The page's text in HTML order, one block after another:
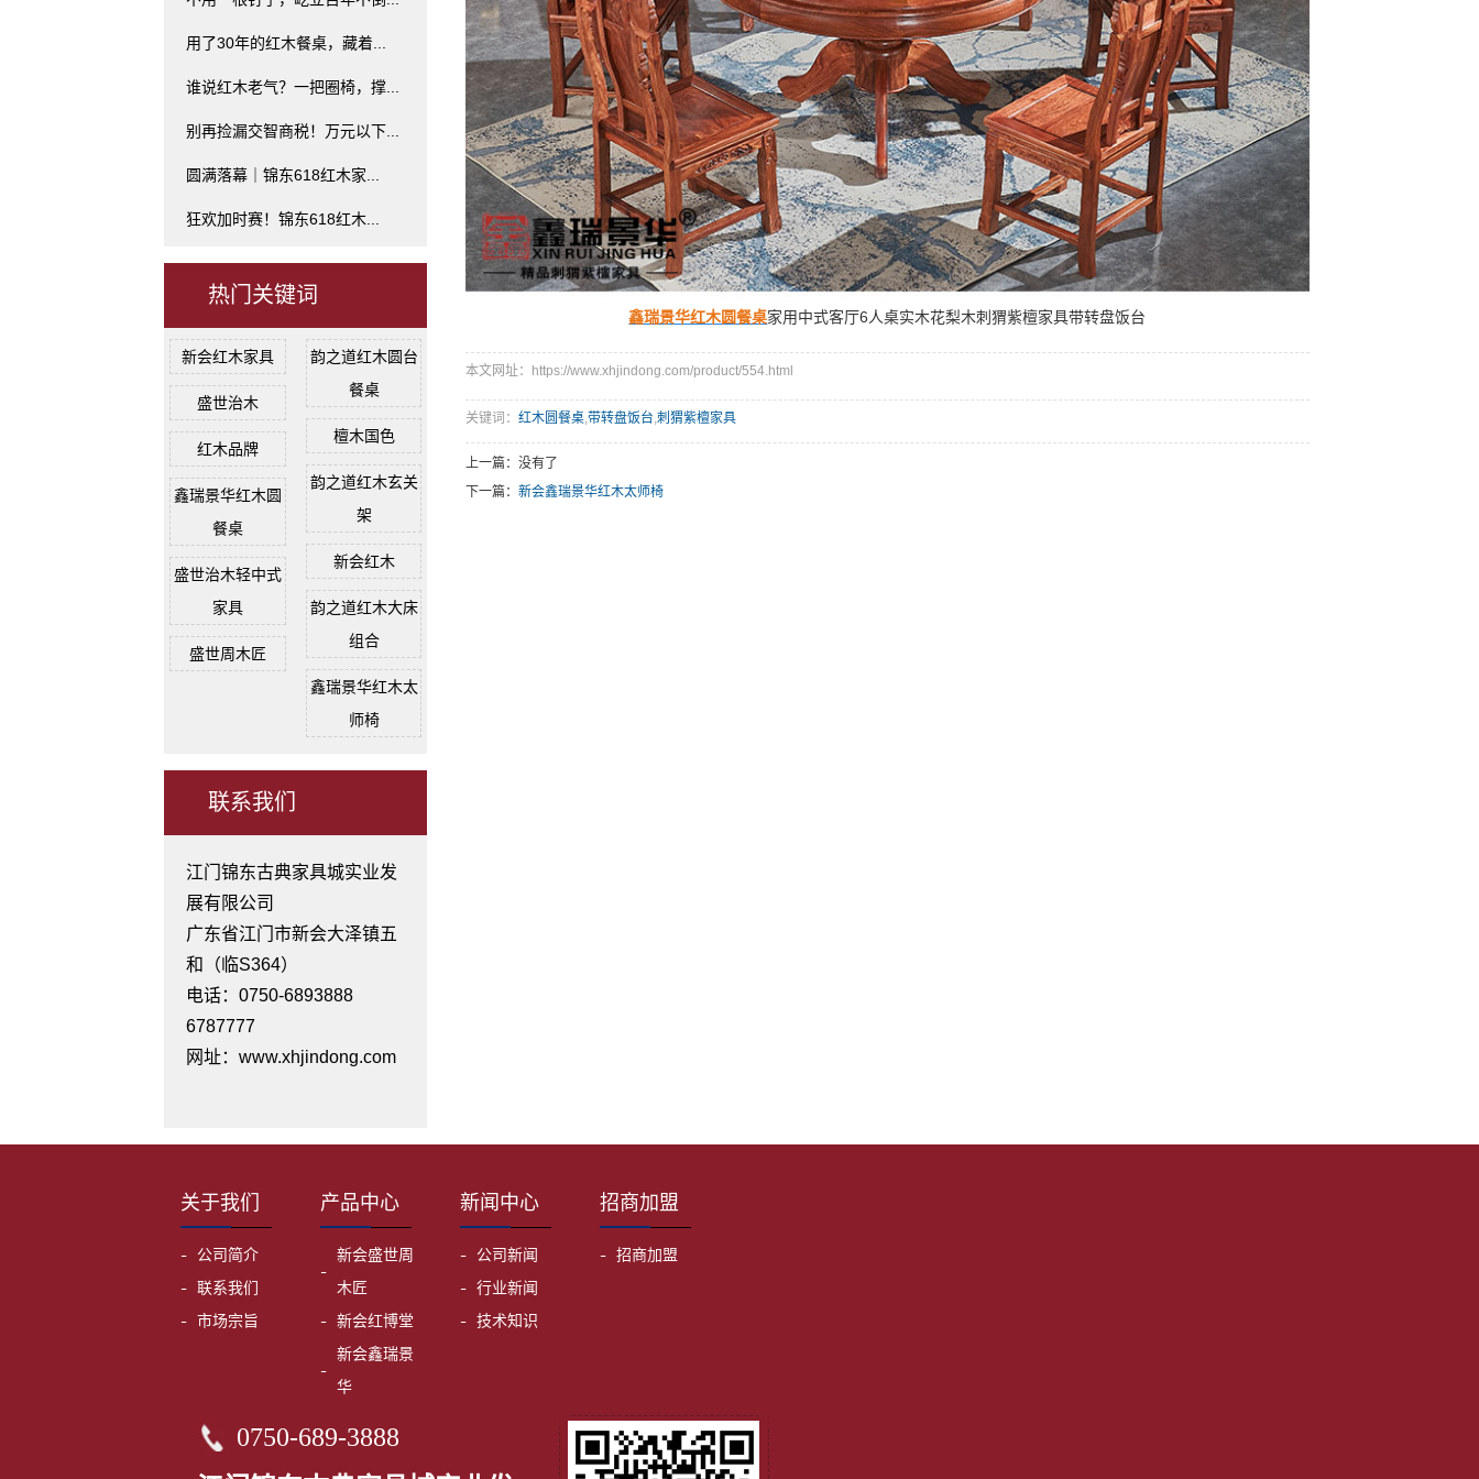
用了30年的红木餐桌，藏着...
谁说红木老气？一把圈椅，撑...
别再捡漏交智商税！万元以下...
圆满落幕｜锦东618红木家...
狂欢加时赛！锦东618红木...
热门关键词
新会红木家具
韵之道红木圆台
餐桌
盛世治木
檀木国色
红木品牌
韵之道红木玄关
架
鑫瑞景华红木圆
餐桌
新会红木
盛世治木轻中式
家具
韵之道红木大床
组合
盛世周木匠
鑫瑞景华红木太
师椅
联系我们
江门锦东古典家具城实业发
展有限公司
广东省江门市新会大泽镇五
和（临S364）
电话：0750-6893888
6787777
网址：www.xhjindong.com
鑫瑞景华红木圆餐桌家用中式客厅6人桌实木花梨木刺猬紫檀家具带转盘饭台
本文网址：https://www.xhjindong.com/product/554.html
关键词：红木圆餐桌,带转盘饭台,刺猬紫檀家具
上一篇：没有了
下一篇：新会鑫瑞景华红木太师椅
关于我们
公司简介
联系我们
市场宗旨
产品中心
新会盛世周
木匠
新会红博堂
新会鑫瑞景
华
新闻中心
公司新闻
行业新闻
技术知识
招商加盟
招商加盟
0750-689-3888